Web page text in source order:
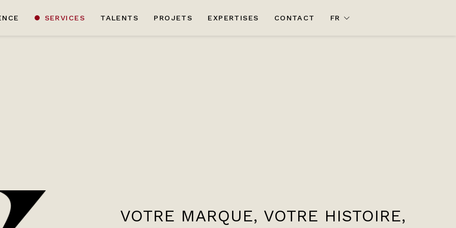
SERVICES TALENTS PROJETS EXPERTISES CONTACT FR
VOTRE MARQUE, VOTRE HISTOIRE,